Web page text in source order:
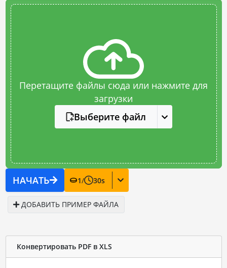
Перетащите файлы сюда или нажмите для
загрузки
Выберите файл
НАЧАТЬ 1/ 30s
ДОБАВИТЬ ПРИМЕР ФАЙЛА
Конвертировать PDF в XLS